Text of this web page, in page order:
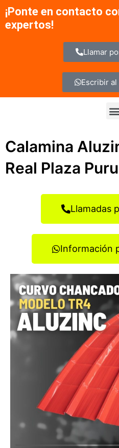
contenido
¡Ponte en contacto
expertos!
Llamar
Escribir al
Calamina
Real Plaza
Llamadas
Información